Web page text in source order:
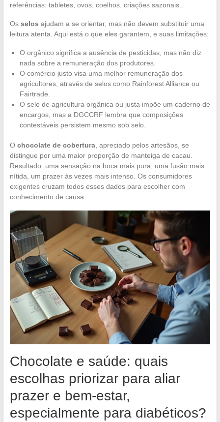
referências: tabletes, ovos, coelhos, criações sazonais…
Os selos ajudam a se orientar, mas não devem substituir uma
leitura atenta. Aqui está o que eles garantem, e suas limitações:
O orgânico significa a ausência de pesticidas, mas não diz
nada sobre a remuneração dos produtores.
O comércio justo visa uma melhor remuneração dos
agricultores, através de selos como Rainforest Alliance ou
Fairtrade.
O selo de agricultura orgânica ou justa impõe um caderno de
encargos, mas a DGCCRF lembra que composições
contestáveis persistem mesmo sob selo.
O chocolate de cobertura, apreciado pelos artesãos, se
distingue por uma maior proporção de manteiga de cacau.
Resultado: uma sensação na boca mais pura, uma fusão mais
nítida, um prazer às vezes mais intenso. Os consumidores
exigentes cruzam todos esses dados para escolher com
conhecimento de causa.
Chocolate e saúde: quais
escolhas priorizar para aliar
prazer e bem-estar,
especialmente para diabéticos?